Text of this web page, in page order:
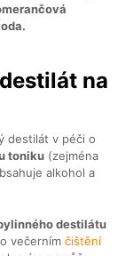
na
destilát v péči o
toniku (zejména
alkohol a
destilátu
večernímčištění